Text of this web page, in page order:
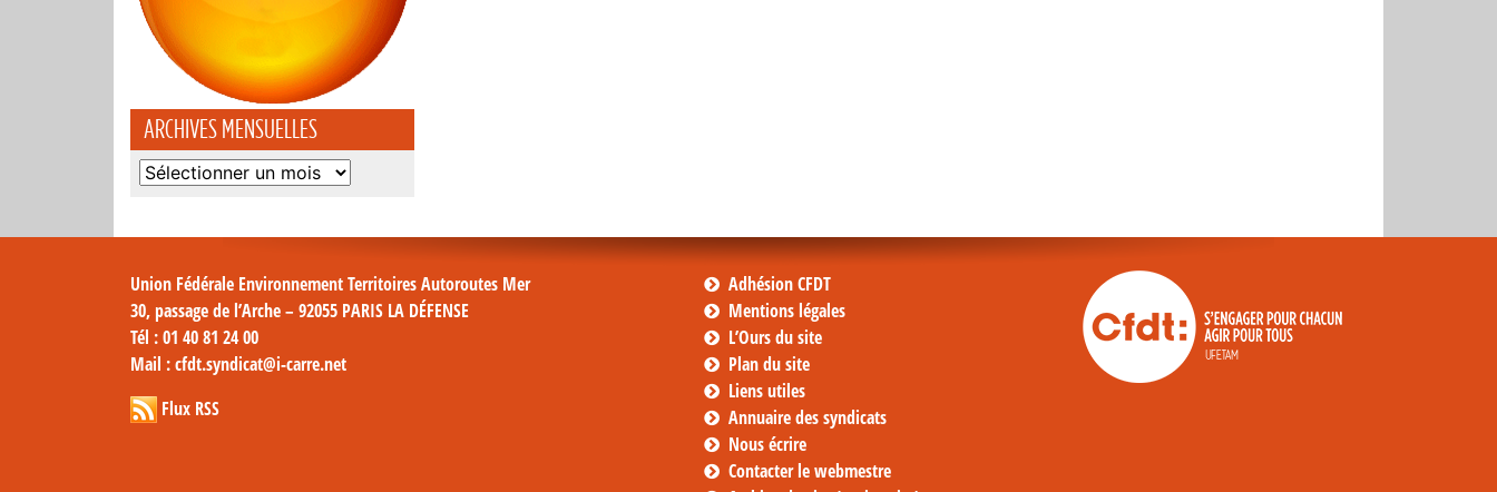
ARCHIVES MENSUELLES
Archives
Union Fédérale Environnement Territoires Autoroutes Mer
30, passage de l’Arche – 92055 PARIS LA DÉFENSE
Tél : 01 40 81 24 00
Mail : cfdt.syndicat@i-carre.net
Flux RSS
Adhésion CFDT
Mentions légales
L’Ours du site
Plan du site
Liens utiles
Annuaire des syndicats
Nous écrire
Contacter le webmestre